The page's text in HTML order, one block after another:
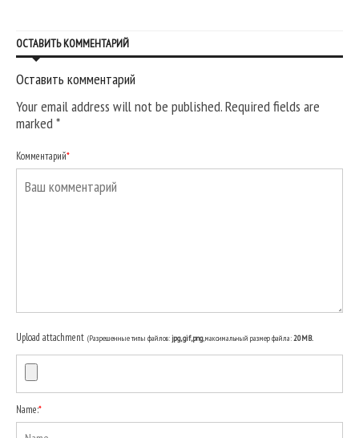
ОСТАВИТЬ КОММЕНТАРИЙ
Оставить комментарий
Your email address will not be published. Required fields are
marked*
Комментарий*
Upload attachment (Разрешенные типы файлов:jpg, gif, png, максимальный размер файла:20MB.
Name:*